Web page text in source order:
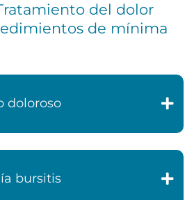
del dolor
de mínima
doloroso
bursitis